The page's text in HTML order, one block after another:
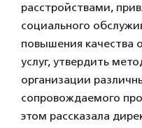
расстройствами,
социального
повышения качества
услуг, утвердить
организации
сопровождаемого
этом рассказала